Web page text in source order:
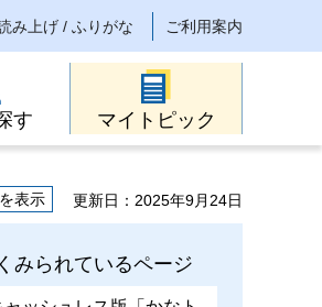
み上げ / ふりがな ご利用案内
す マイトピック
表示 更新日：2025年9月24日
みられているページ